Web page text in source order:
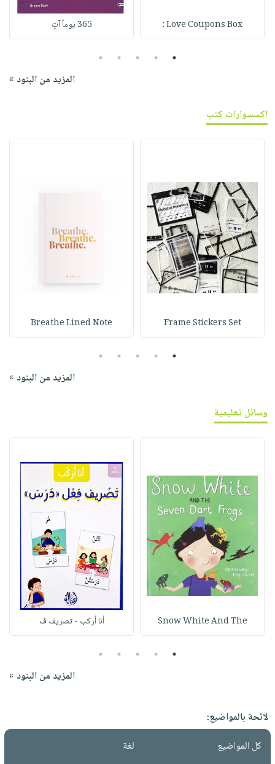
Love Coupons Box : 365 يوماً آتٍ
1
2
3
4
5
المزيد من البنود »
اكسسوارات كتب
Frame Stickers Set
Breathe Lined Note
1
2
3
4
5
المزيد من البنود »
وسائل تعليمية
Snow White And The أنا أركب - تصريف ف
1
2
3
4
5
المزيد من البنود »
لائحة بالمواضيع:
كل المواضيع
لغة